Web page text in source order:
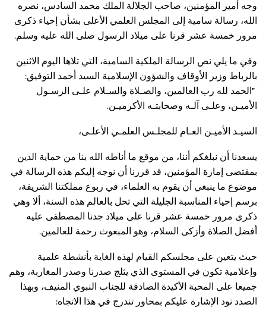
وجه أمير المؤمنين، صاحب الجلالة الملك محمد السادس، نصره
الله، رسالة سامية إلى المجلس العلمي الأعلى بشأن إحياء ذكرى
مرور خمسة عشر قرنا على ميلاد الرسول صلى الله عليه وسلم.
وفي ما يلي نص الرسالة الملكية السامية، التي تلاها اليوم الاثنين
بالرباط وزير الأوقاف والشؤون الإسلامية السيد أحمد التوفيق:
” الحمد لله رب العالمين، والصـلاة والسـلام علـى الرسـول
الأميـن، وعلـى آلـه وصحابتـه الأكرميـن.
السيـد الأميـن العـام للمجلـس العلمـي الأعلـى،
يسعدنا أن نبلغكم أننا، من موقع ما أناطه الله بنا من حماية الدين
بمقتضى إمارة المؤمنين، قد قررنا أن نوجه إليكم هذه الرسالة في
موضوع ما ينبغي أن يقوم به العلماء، في ربوع مملكتنا الشريفة،
برسم إحياء المناسبة الجليلة التي تحل بالعالم هذه السنة، ألا وهي
ذكرى مرور خمسة عشر قرنا على ميلاد جدنا المصطفى عليه
أفضل الصلاة وأزكى السلام، وهو المبعوث رحمة للعالمين.
حيث يتعين على مجلسكم القيام لهذه الغاية بأنشطة علمية
وإعلامية تكون في المستوى الذي يثلج صدرنا وصدر المغاربة، وهم
جميعا على المحبة الأكيدة الصادقة للجناب النبوي المنيف، وبهذا
الصدد نود الإشارة عليكم بمحاور تندرج في هذا الاتجاه: